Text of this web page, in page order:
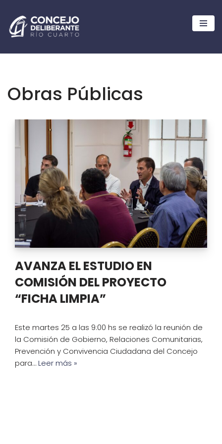
Ir
al
Obras Públicas
AVANZA EL ESTUDIO EN
COMISIÓN DEL PROYECTO
“FICHA LIMPIA”
Este martes 25 a las 9:00 hs se realizó la reunión de
la Comisión de Gobierno, Relaciones Comunitarias,
Prevención y Convivencia Ciudadana del Concejo
para…Leer más »